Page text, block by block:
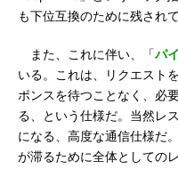
も下位互換のために残されて
また、これに伴い、「パ
いる。これは、リクエスト
ポンスを待つことなく、必
る、という仕様だ。当然レ
になる、高度な通信仕様だ
が滞るために全体としての